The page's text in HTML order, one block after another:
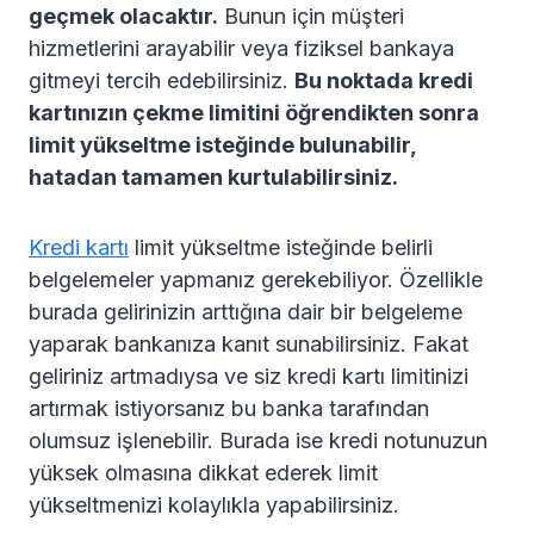
geçmek olacaktır. Bunun için müşteri
hizmetlerini arayabilir veya fiziksel bankaya
gitmeyi tercih edebilirsiniz. Bu noktada kredi
kartınızın çekme limitini öğrendikten sonra
limit yükseltme isteğinde bulunabilir,
hatadan tamamen kurtulabilirsiniz.
Kredi kartı limit yükseltme isteğinde belirli
belgelemeler yapmanız gerekebiliyor. Özellikle
burada gelirinizin arttığına dair bir belgeleme
yaparak bankanıza kanıt sunabilirsiniz. Fakat
geliriniz artmadıysa ve siz kredi kartı limitinizi
artırmak istiyorsanız bu banka tarafından
olumsuz işlenebilir. Burada ise kredi notunuzun
yüksek olmasına dikkat ederek limit
yükseltmenizi kolaylıkla yapabilirsiniz.